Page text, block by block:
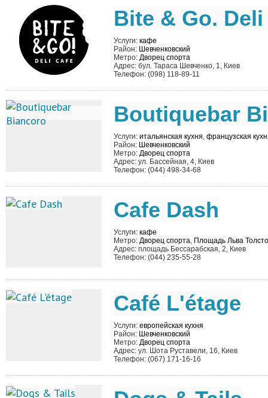
Bite & Go. Deli
Услуги: кафе
Район: Шевченковский
Метро: Дворец спорта
Адрес: бул. Тараса Шевченко, 1, Киев
Телефон: (098) 118-89-11
Boutiquebar
Услуги: итальянская кухня, французская
Район: Шевченковский
Метро: Дворец спорта
Адрес: ул. Бассейная, 4, Киев
Телефон: (044) 498-34-68
Cafe Dash
Услуги: кафе
Метро: Дворец спорта, Площадь Льва
Адрес: площадь Бессарабская, 2, Киев
Телефон: (044) 235-55-28
Café L'étage
Услуги: европейская кухня
Район: Шевченковский
Метро: Дворец спорта
Адрес: ул. Шота Руставели, 16, Киев
Телефон: (067) 171-16-16